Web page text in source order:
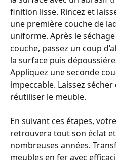
finition lisse. Rincez et
une première couche de
uniforme. Après le
couche, passez un coup
la surface puis
Appliquez une seconde
impeccable. Laissez
réutiliser le meuble.
En suivant ces étapes,
retrouvera tout son éclat
nombreuses années.
meubles en fer avec